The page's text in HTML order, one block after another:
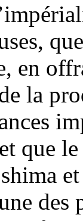
en
la
que
des